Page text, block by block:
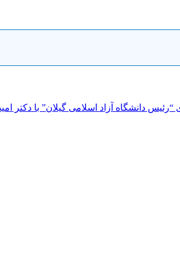
دانشگاه آزاد اسلامی گیلان” با دکتر